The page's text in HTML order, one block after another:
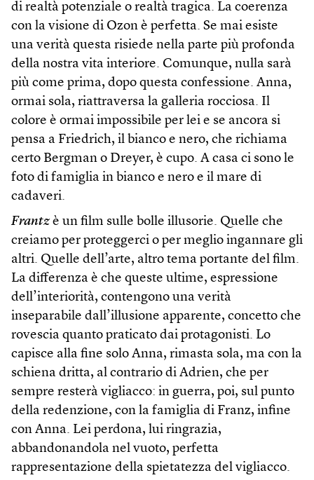
di realtà potenziale o realtà tragica. La coerenza
con la visione di Ozon è perfetta. Se mai esiste
una verità questa risiede nella parte più profonda
della nostra vita interiore. Comunque, nulla sarà
più come prima, dopo questa confessione. Anna,
ormai sola, riattraversa la galleria rocciosa. Il
colore è ormai impossibile per lei e se ancora si
pensa a Friedrich, il bianco e nero, che richiama
certo Bergman o Dreyer, è cupo. A casa ci sono le
foto di famiglia in bianco e nero e il mare di
cadaveri.
Frantzè un film sulle bolle illusorie. Quelle che
creiamo per proteggerci o per meglio ingannare gli
altri. Quelle dell’arte, altro tema portante del film.
La differenza è che queste ultime, espressione
dell’interiorità, contengono una verità
inseparabile dall’illusione apparente, concetto che
rovescia quanto praticato dai protagonisti. Lo
capisce alla fine solo Anna, rimasta sola, ma con la
schiena dritta, al contrario di Adrien, che per
sempre resterà vigliacco: in guerra, poi, sul punto
della redenzione, con la famiglia di Franz, infine
con Anna. Lei perdona, lui ringrazia,
abbandonandola nel vuoto, perfetta
rappresentazione della spietatezza del vigliacco.